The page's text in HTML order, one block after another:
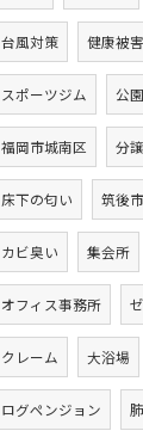
台風対策 健康被害
スポーツジム 公園
福岡市城南区 分
床下の匂い 筑後市
カビ臭い 集会所
オフィス事務所
クレーム 大浴場
ログペンジョン